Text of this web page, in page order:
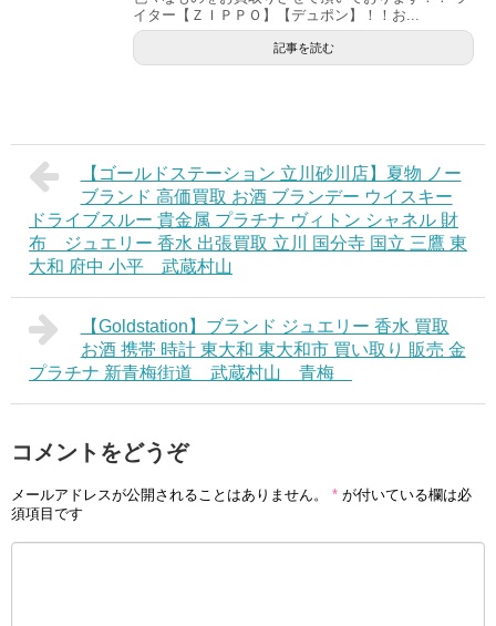
イター【ＺＩＰＰＯ】【デュポン】！！お...
記事を読む
【ゴールドステーション 立川砂川店】夏物 ノー
ブランド 高価買取 お酒 ブランデー ウイスキー
ドライブスルー 貴金属 プラチナ ヴィトン シャネル 財
布 ジュエリー 香水 出張買取 立川 国分寺 国立 三鷹 東
大和 府中 小平 武蔵村山
【Goldstation】ブランド ジュエリー 香水 買取
お酒 携帯 時計 東大和 東大和市 買い取り 販売 金
プラチナ 新青梅街道 武蔵村山 青梅
コメントをどうぞ
メールアドレスが公開されることはありません。 * が付いている欄は必
須項目です